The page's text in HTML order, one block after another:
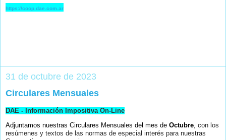
https://coop.dae.com.ar
31 de octubre de 2023
Circulares Mensuales
DAE - Información Impositiva On-Line
Adjuntamos nuestras Circulares Mensuales del mes de Octubre, con los
resúmenes y textos de las normas de especial interés para nuestras